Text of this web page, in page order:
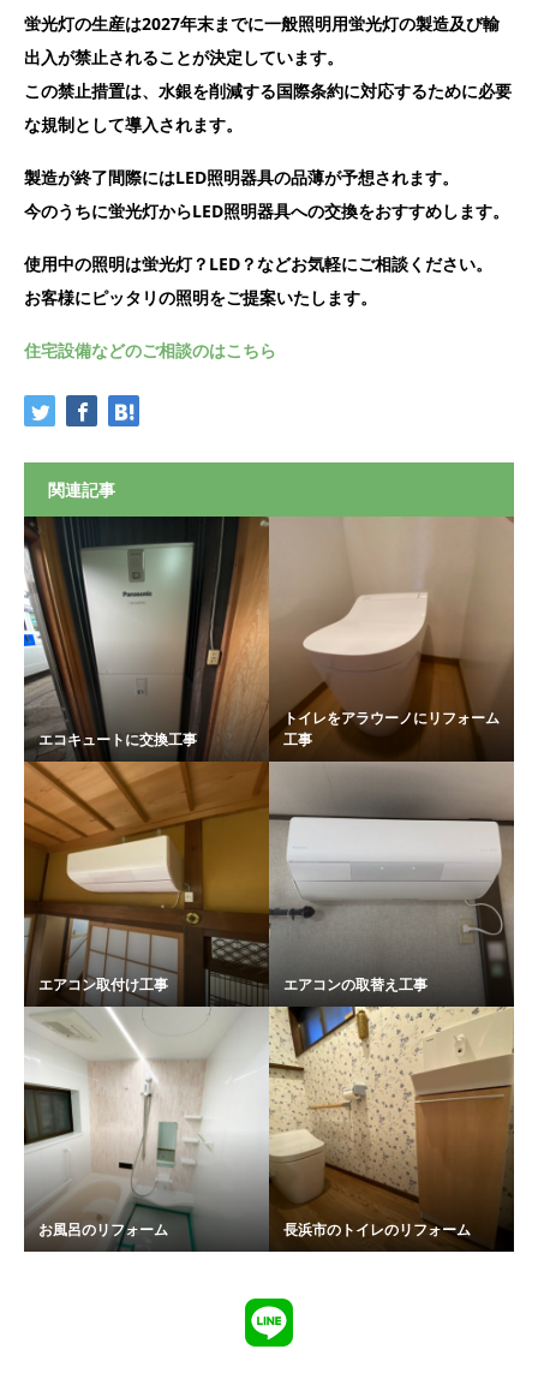
蛍光灯の生産は2027年末までに一般照明用蛍光灯の製造及び輸
出入が禁止されることが決定しています。
この禁止措置は、水銀を削減する国際条約に対応するために必要
な規制として導入されます。
製造が終了間際にはLED照明器具の品薄が予想されます。
今のうちに蛍光灯からLED照明器具への交換をおすすめします。
使用中の照明は蛍光灯？LED？などお気軽にご相談ください。
お客様にピッタリの照明をご提案いたします。
住宅設備などのご相談のはこちら
関連記事
エコキュートに交換工事
トイレをアラウーノにリフォーム
工事
エアコン取付け工事 エアコンの取替え工事
お風呂のリフォーム 長浜市のトイレのリフォーム